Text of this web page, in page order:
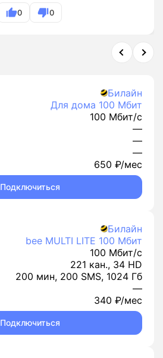
0 0
Билайн
Для дома 100 Мбит
100 Мбит/с
—
—
—
650 ₽/мес
Подключиться
Билайн
bee MULTI LITE 100 Мбит
100 Мбит/с
221 кан., 34 HD
200 мин, 200 SMS, 1024 Гб
—
340 ₽/мес
Подключиться